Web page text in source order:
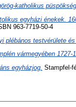
katholikus
egyházi énekek.
963-7719-50-4
plébános testvérülete
vármegyében 1727-
egyházjog. Stampfel-